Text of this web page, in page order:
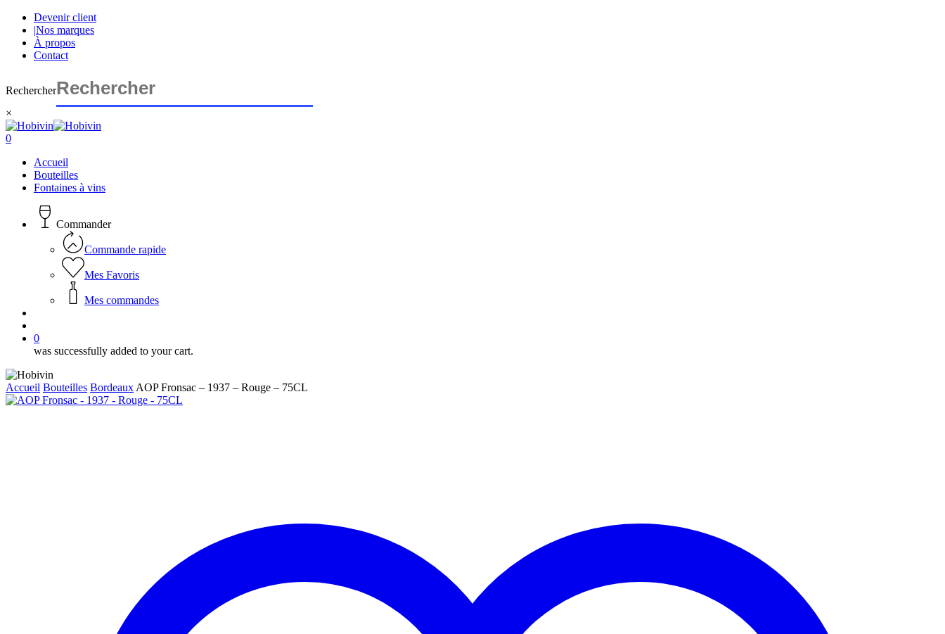
Skip
main
content
Devenir client
|Nos marques
À propos
Contact
Rechercher
×
Close
Search
search
account
0
Accueil
Bouteilles
Fontaines à vins
Commander
Commande rapide
Mes Favoris
Mes commandes
0
was successfully added to your cart.
Accueil Bouteilles Bordeaux AOP Fronsac – 1937 – Rouge – 75CL